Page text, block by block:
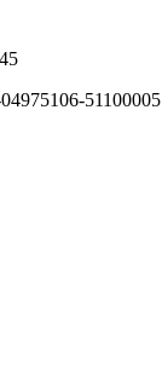
51100005